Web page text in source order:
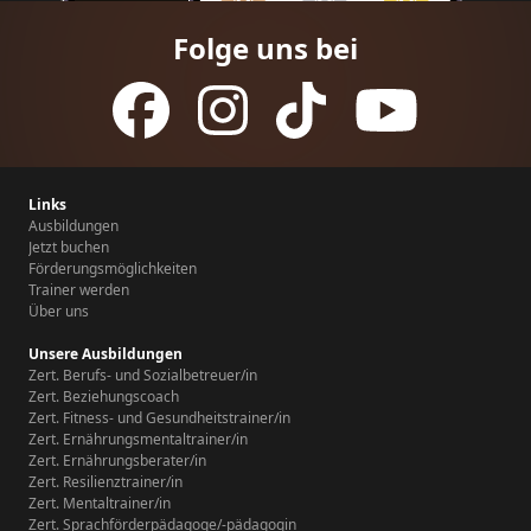
Folge uns bei
Links
Ausbildungen
Jetzt buchen
Förderungsmöglichkeiten
Trainer werden
Über uns
Unsere Ausbildungen
Zert. Berufs- und Sozialbetreuer/in
Zert. Beziehungscoach
Zert. Fitness- und Gesundheitstrainer/in
Zert. Ernährungsmentaltrainer/in
Zert. Ernährungsberater/in
Zert. Resilienztrainer/in
Zert. Mentaltrainer/in
Zert. Sprachförderpädagoge/-pädagogin